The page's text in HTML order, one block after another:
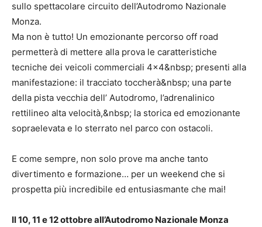
sullo spettacolare circuito dell’Autodromo Nazionale
Monza.
Ma non è tutto! Un emozionante percorso off road
permetterà di mettere alla prova le caratteristiche
tecniche dei veicoli commerciali 4×4&nbsp; presenti alla
manifestazione: il tracciato toccherà&nbsp; una parte
della pista vecchia dell’ Autodromo, l’adrenalinico
rettilineo alta velocità,&nbsp; la storica ed emozionante
sopraelevata e lo sterrato nel parco con ostacoli.
E come sempre, non solo prove ma anche tanto
divertimento e formazione… per un weekend che si
prospetta più incredibile ed entusiasmante che mai!
Il 10, 11 e 12 ottobre all’Autodromo Nazionale Monza